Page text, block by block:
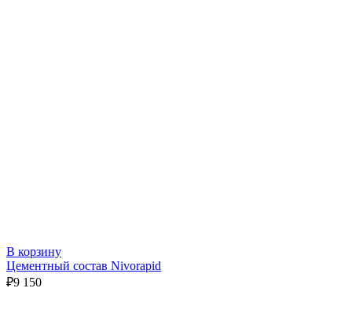
В корзину
Цементный состав Nivorapid
₽9 150